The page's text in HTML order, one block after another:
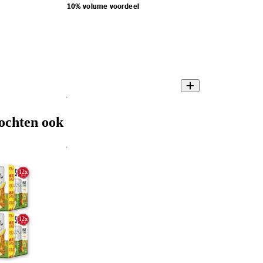
10% volume voordeel
ook